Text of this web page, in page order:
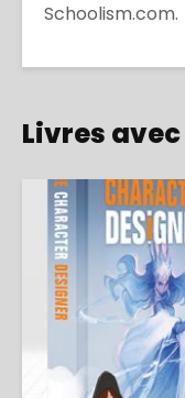
Schoolism.com.
Livres